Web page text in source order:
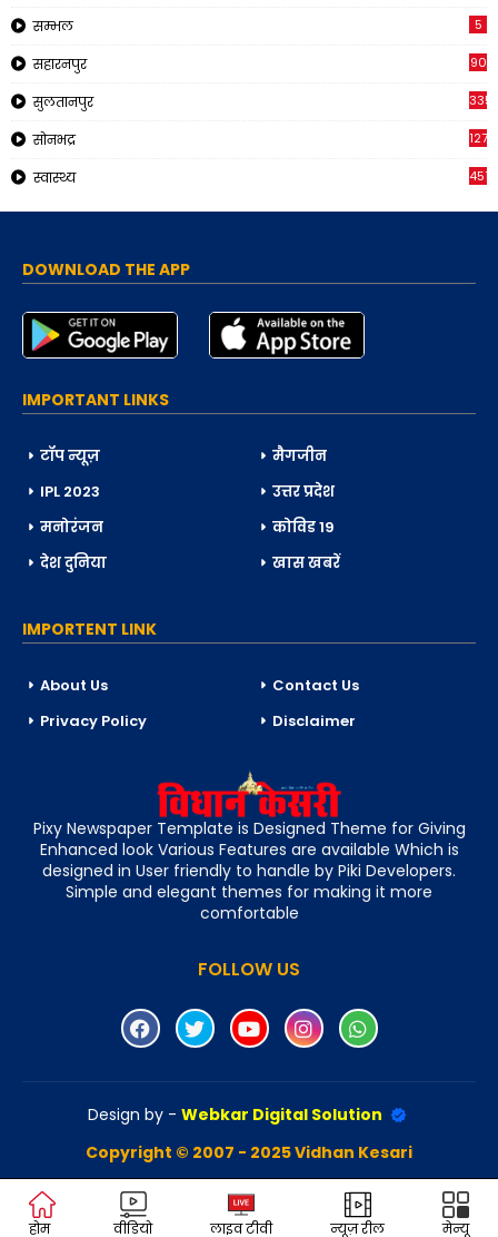
सम्भल 5
सहारनपुर 90
सुलतानपुर 335
सोनभद्र 1270
स्वास्थ्य 451
DOWNLOAD THE APP
IMPORTANT LINKS
टॉप न्यूज़
मैगजीन
IPL 2023
उत्तर प्रदेश
मनोरंजन
कोविड 19
देश दुनिया
खास खबरें
IMPORTENT LINK
About Us
Contact Us
Privacy Policy
Disclaimer
Pixy Newspaper Template is Designed Theme for Giving
Enhanced look Various Features are available Which is
designed in User friendly to handle by Piki Developers.
Simple and elegant themes for making it more
comfortable
FOLLOW US
Design by - Webkar Digital Solution
Copyright © 2007 - 2025 Vidhan Kesari
होम वीडियो लाइव टीवी न्यूज़ रील मेन्यू